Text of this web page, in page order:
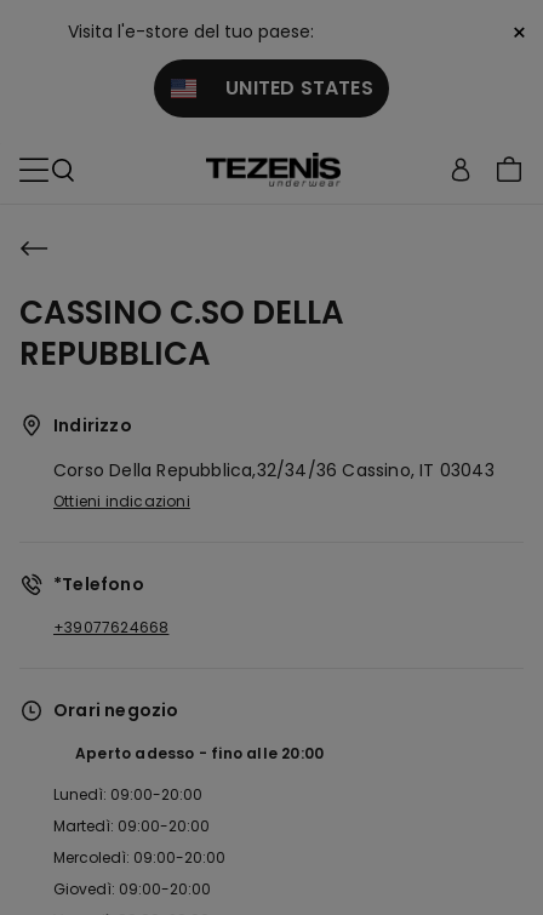
Visita l'e-store del tuo paese:
UNITED STATES
×
CASSINO C.SO DELLA
REPUBBLICA
Indirizzo
Corso Della Repubblica,32/34/36 Cassino, IT 03043
Ottieni indicazioni
*Telefono
+39077624668
Orari negozio
Aperto adesso fino alle 20:00
Lunedì: 09:00-20:00
Martedì: 09:00-20:00
Mercoledì: 09:00-20:00
Giovedì: 09:00-20:00